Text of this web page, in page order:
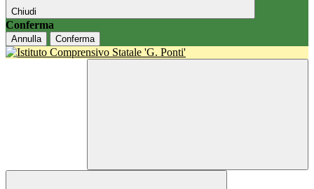
Chiudi
Conferma
Annulla Conferma